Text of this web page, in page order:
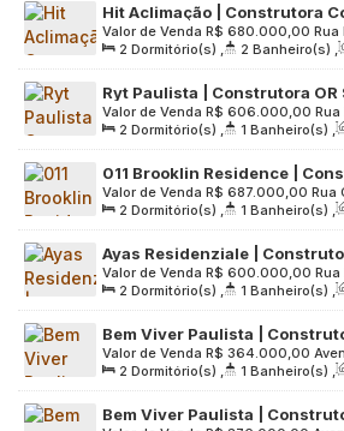
Hit Aclimação | Construtora
39 metros | 02 suítes | com
R$ 680.000,00
Valor de Venda
Rua
Central, 01529-001, Aclimação,
2 Dormitório(s) , 2 Banheiro(s) ,
Sala(s) , 1 Suíte(s) , 1 Vaga(s) ,
1138 .00m²
Ryt Paulista | Construtora OR
metros | 02 dormitórios | com
R$ 606.000,00
Valor de Venda
Mendes, 74, Zona Central, 01308-
São Paulo, Brasil
2 Dormitório(s) , 1 Banheiro(s) ,
Sala(s) , 1 Vaga(s) , Útil: 39.00m²
011 Brooklin Residence |
Construção | 42 metros | 02
varanda | 01 vaga
R$ 687.000,00
Valor de Venda
Rua
149, Zona Sul, 04703-020, Jardim
São Paulo, Brasil
2 Dormitório(s) , 1 Banheiro(s) ,
Sala(s) , 1 Vaga(s) , Útil: 42.00m²
Ayas Residenziale |
| Construção | 46 metros |
varanda | 01 vaga
R$ 600.000,00
Valor de Venda
Rua
Leste, 03355-020, Vila Formosa,
2 Dormitório(s) , 1 Banheiro(s) ,
Sala(s) , 1 Vaga(s) , Útil: 46.00
Bem Viver Paulista |
Construção | 34 metros | 02
varanda e vaga
R$ 364.000,00
Valor de Venda
Antônio, 1061, Zona Central,
Paulo, São Paulo, Brasil
2 Dormitório(s) , 1 Banheiro(s) ,
Sala(s) , Útil: 34.00m² , Terreno:
Bem Viver Paulista |